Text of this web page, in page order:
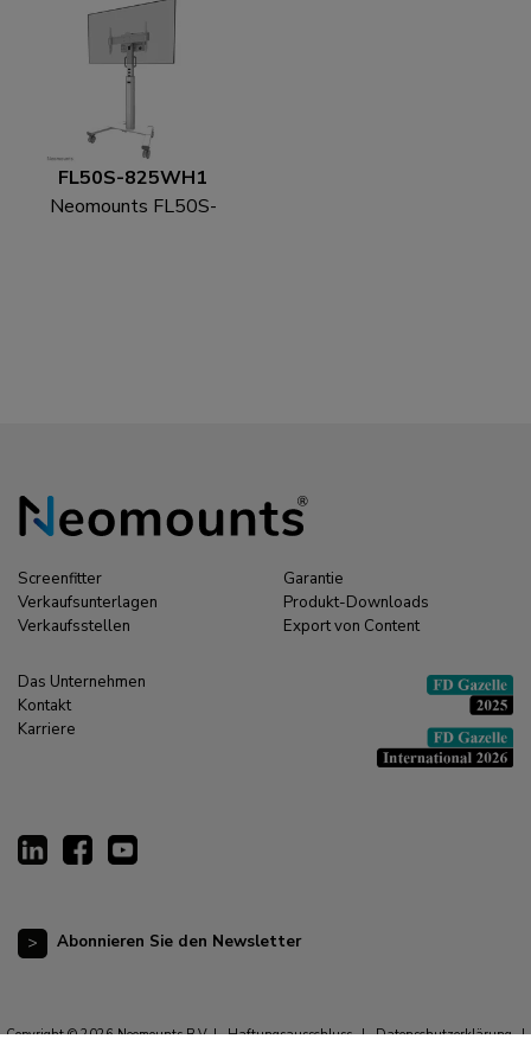
FL50S-825WH1
Neomounts FL50S-
Screenfitter
Verkaufsunterlagen
Verkaufsstellen
Garantie
Produkt-Downloads
Export von Content
Das Unternehmen
Kontakt
Karriere
Abonnieren Sie den Newsletter
Copyright © 2026 Neomounts B.V. | Haftungsausschluss | Datenschutzerklärung |